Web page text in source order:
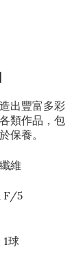
出豐富多彩
類作品，包
保養。
維
F/5
球